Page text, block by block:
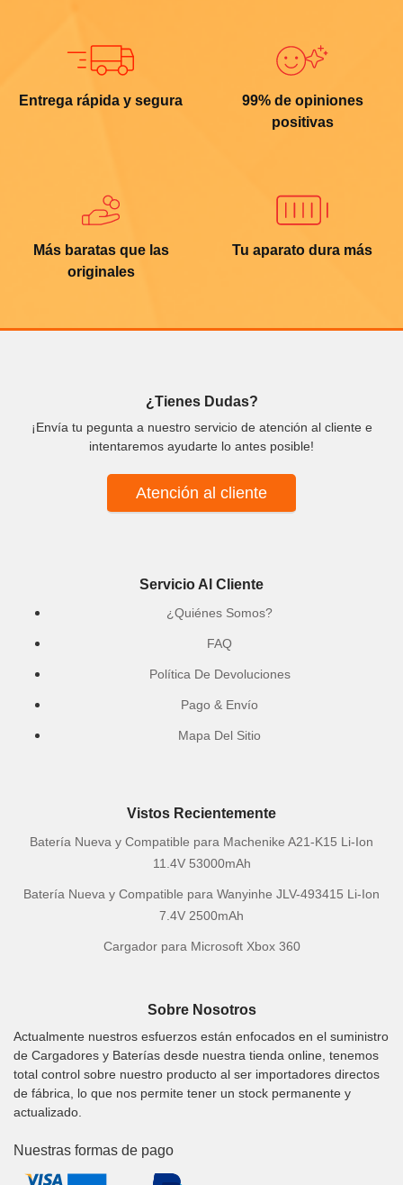
Entrega rápida y segura
99% de opiniones
positivas
Más baratas que las
originales
Tu aparato dura más
¿Tienes Dudas?
¡Envía tu pegunta a nuestro servicio de atención al cliente e
intentaremos ayudarte lo antes posible!
Atención al cliente
Servicio Al Cliente
¿Quiénes Somos?
FAQ
Política De Devoluciones
Pago & Envío
Mapa Del Sitio
Vistos Recientemente
Batería Nueva y Compatible para Machenike A21-K15 Li-Ion
11.4V 53000mAh
Batería Nueva y Compatible para Wanyinhe JLV-493415 Li-Ion
7.4V 2500mAh
Cargador para Microsoft Xbox 360
Sobre Nosotros
Actualmente nuestros esfuerzos están enfocados en el suministro
de Cargadores y Baterías desde nuestra tienda online, tenemos
total control sobre nuestro producto al ser importadores directos
de fábrica, lo que nos permite tener un stock permanente y
actualizado.
Nuestras formas de pago